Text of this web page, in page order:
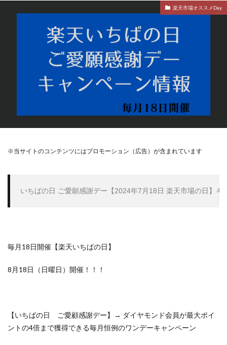
楽天市場オススメDay
※当サイトのコンテンツにはプロモーション（広告）が含まれています
いちばの日 ご愛願感謝デー【2024年7月18日 楽天市場の日】キ
毎月18日開催【楽天いちばの日】
8月18日（日曜日）開催！！！
【いちばの日 ご愛顧感謝デー】→ ダイヤモンド会員が最大ポイ
ントの4倍まで獲得できる毎月恒例のワンデーキャンペーン